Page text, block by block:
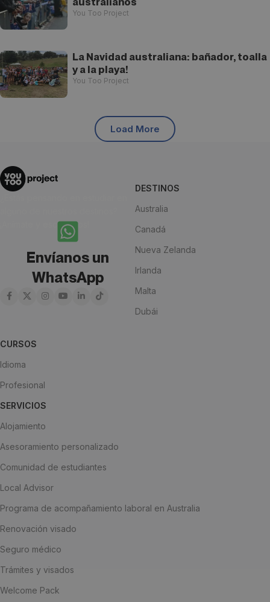
You Too Project
La Navidad australiana: bañador, toalla
y a la playa!
You Too Project
Load More
¡Anímate y escríbenos!
Envíanos un
WhatsApp
DESTINOS
Australia
Canadá
Nueva Zelanda
Irlanda
Malta
Dubái
CURSOS
Idioma
Profesional
SERVICIOS
Alojamiento
Asesoramiento personalizado
Comunidad de estudiantes
Local Advisor
Programa de acompañamiento laboral en Australia
Renovación visado
Seguro médico
Trámites y visados
Welcome Pack